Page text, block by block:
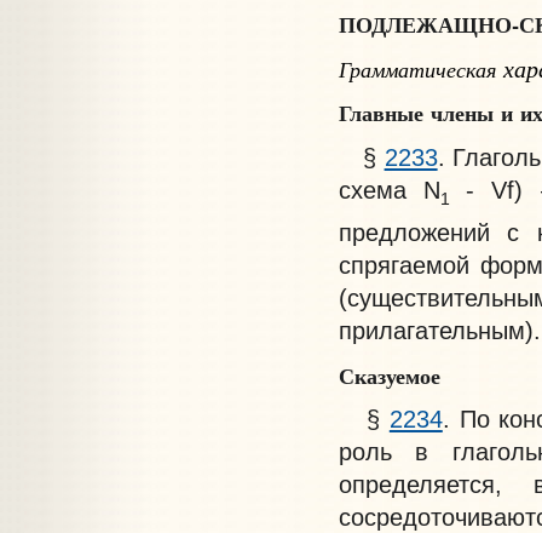
ПОДЛЕЖАЩНО-
Грамматическая
Главные члены и их
§ 2233.
схема N1 - Vf)
предложений с
спрягаемой
прилагательным).
Сказуемое
§ 2234. По
роль в